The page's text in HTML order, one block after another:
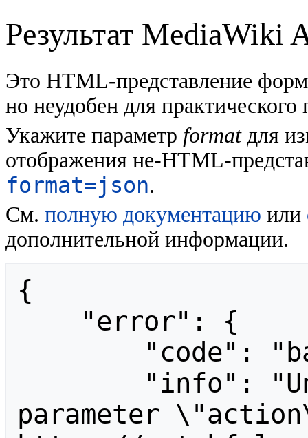
Результат MediaWiki
Это HTML-представление
но неудобен для
Укажите параметр formatдля
отображения не-HTML-
format=json.
См. полную документацию или
дополнительной информации.
{
parameter